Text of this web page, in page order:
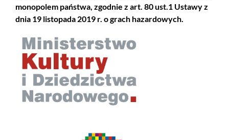
monopolem państwa, zgodnie z art. 80 ust.1 Ustawy z
dnia 19 listopada 2019 r. o grach hazardowych.